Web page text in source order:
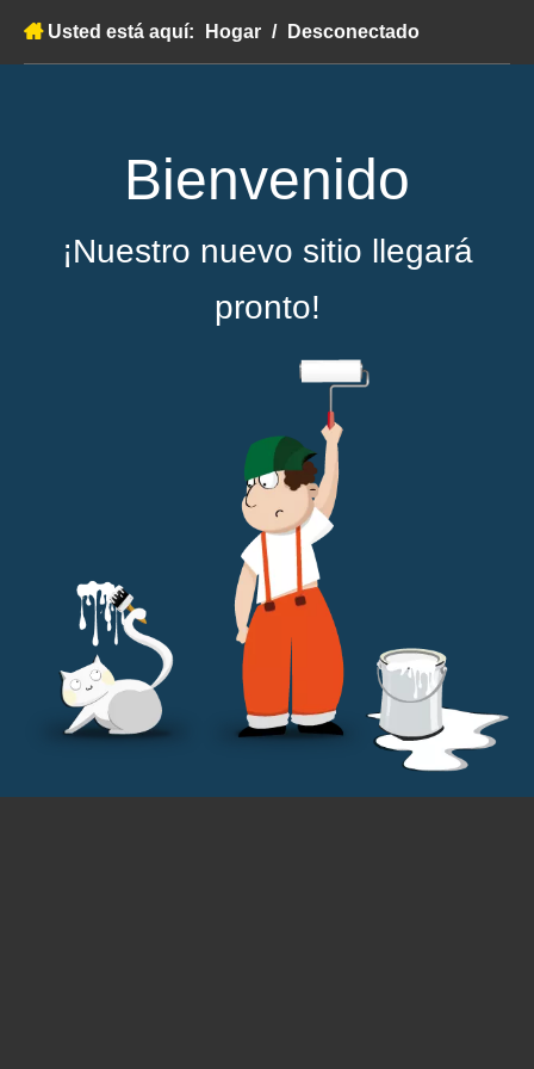
Usted está aquí: Hogar / Desconectado
Bienvenido
¡Nuestro nuevo sitio llegará
pronto!